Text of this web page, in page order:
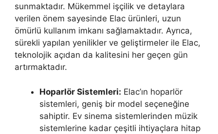
sunmaktadır. Mükemmel işçilik ve detaylara
verilen önem sayesinde Elac ürünleri, uzun
ömürlü kullanım imkanı sağlamaktadır. Ayrıca,
sürekli yapılan yenilikler ve geliştirmeler ile Elac,
teknolojik açıdan da kalitesini her geçen gün
artırmaktadır.
Hoparlör Sistemleri: Elac’ın hoparlör
sistemleri, geniş bir model seçeneğine
sahiptir. Ev sinema sistemlerinden müzik
sistemlerine kadar çeşitli ihtiyaçlara hitap